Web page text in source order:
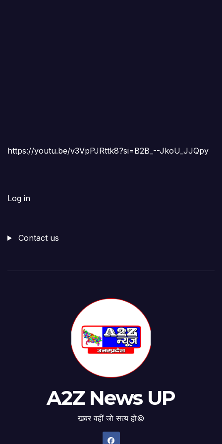
https://youtu.be/v3VpPJRttk8?si=B2B_--JkoU_JJQpy
Log in
Contact us
A2Z News UP
खबर वहीं जो सत्य हो©